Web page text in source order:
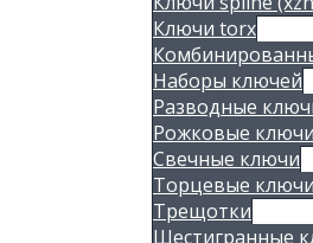
Ключи torx
Наборы ключей
Разводные
Рожковые ключи
Свечные ключи
Торцевые ключи
Трещотки
Шестигранные